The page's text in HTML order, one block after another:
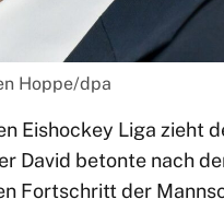
Hoppe/dpa
Eishockey Liga zieht
David betonte nach
Fortschritt der